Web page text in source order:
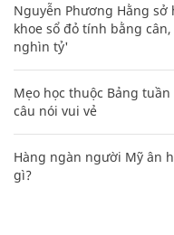
Nguyễn Phương Hằng
khoe sổ đỏ tính bằng
nghìn tỷ'
Mẹo học thuộc Bảng
câu nói vui vẻ
Hàng ngàn người Mỹ ân
gì?